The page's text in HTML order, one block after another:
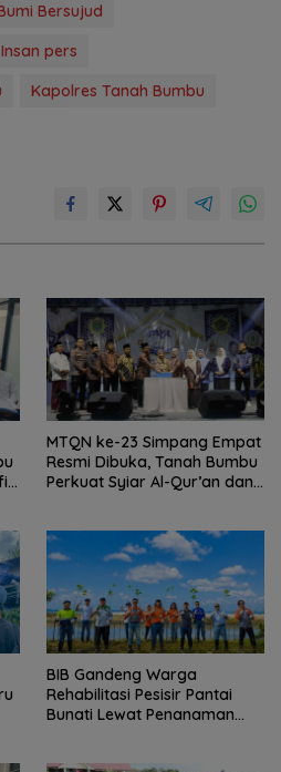
Bersujud
Insan pers
Kapolres Tanah Bumbu
MTQN ke-23 Simpang Empat
Resmi Dibuka, Tanah Bumbu
Perkuat Syiar Al-Qur’an dan
BIB Gandeng Warga
Rehabilitasi Pesisir Pantai
Bunati Lewat Penanaman